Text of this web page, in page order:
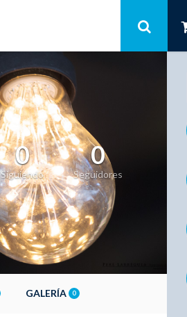
0
Siguiendo
0
Seguidores
GALERÍA 0